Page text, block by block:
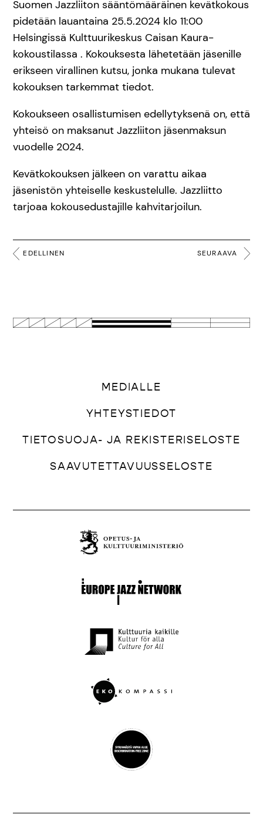
Suomen Jazzliiton sääntömääräinen kevätkokous
pidetään lauantaina 25.5.2024 klo 11:00
Helsingissä Kulttuurikeskus Caisan Kaura-
kokoustilassa . Kokouksesta lähetetään jäsenille
erikseen virallinen kutsu, jonka mukana tulevat
kokouksen tarkemmat tiedot.
Kokoukseen osallistumisen edellytyksenä on, että
yhteisö on maksanut Jazzliiton jäsenmaksun
vuodelle 2024.
Kevätkokouksen jälkeen on varattu aikaa
jäsenistön yhteiselle keskustelulle. Jazzliitto
tarjoaa kokousedustajille kahvitarjoilun.
EDELLINEN SEURAAVA
MEDIALLE
YHTEYSTIEDOT
TIETOSUOJA- JA REKISTERISELOSTE
SAAVUTETTAVUUSSELOSTE